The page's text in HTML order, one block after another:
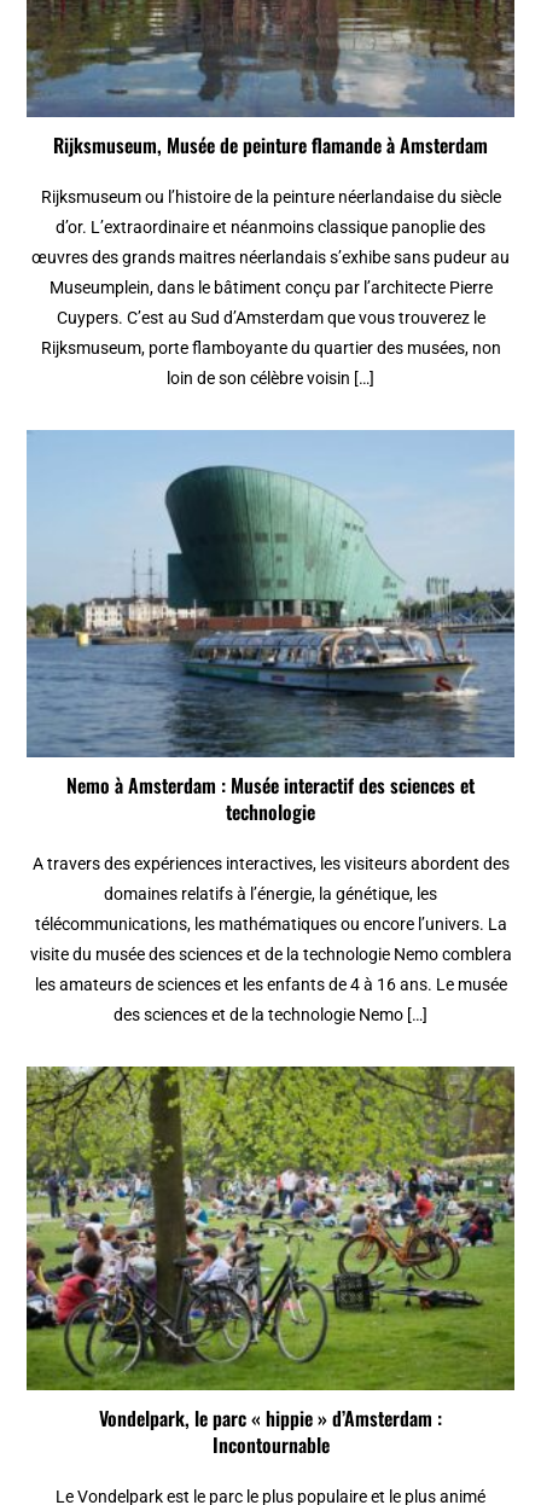
Rijksmuseum, Musée de peinture flamande à Amsterdam
Rijksmuseum ou l’histoire de la peinture néerlandaise du siècle
d’or. L’extraordinaire et néanmoins classique panoplie des
œuvres des grands maitres néerlandais s’exhibe sans pudeur au
Museumplein, dans le bâtiment conçu par l’architecte Pierre
Cuypers. C’est au Sud d’Amsterdam que vous trouverez le
Rijksmuseum, porte flamboyante du quartier des musées, non
loin de son célèbre voisin […]
Nemo à Amsterdam : Musée interactif des sciences et
technologie
A travers des expériences interactives, les visiteurs abordent des
domaines relatifs à l’énergie, la génétique, les
télécommunications, les mathématiques ou encore l’univers. La
visite du musée des sciences et de la technologie Nemo comblera
les amateurs de sciences et les enfants de 4 à 16 ans. Le musée
des sciences et de la technologie Nemo […]
Vondelpark, le parc « hippie » d’Amsterdam :
Incontournable
Le Vondelpark est le parc le plus populaire et le plus animé